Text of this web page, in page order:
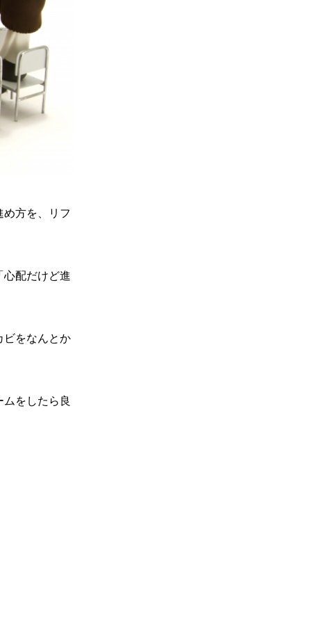
方を、リフ
心配だけど進
ビをなんとか
をしたら良